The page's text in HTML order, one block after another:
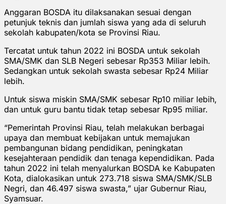
Anggaran BOSDA itu dilaksanakan sesuai dengan
petunjuk teknis dan jumlah siswa yang ada di seluruh
sekolah kabupaten/kota se Provinsi Riau.
Tercatat untuk tahun 2022 ini BOSDA untuk sekolah
SMA/SMK dan SLB Negeri sebesar Rp353 Miliar lebih.
Sedangkan untuk sekolah swasta sebesar Rp24 Miliar
lebih.
Untuk siswa miskin SMA/SMK sebesar Rp10 miliar lebih,
dan untuk guru bantu tidak tetap sebesar Rp95 miliar.
“Pemerintah Provinsi Riau, telah melakukan berbagai
upaya dan membuat kebijakan untuk memajukan
pembangunan bidang pendidikan, peningkatan
kesejahteraan pendidik dan tenaga kependidikan. Pada
tahun 2022 ini telah menyalurkan BOSDA ke Kabupaten
Kota, dialokasikan untuk 273.718 siswa SMA/SMK/SLB
Negri, dan 46.497 siswa swasta,” ujar Gubernur Riau,
Syamsuar.